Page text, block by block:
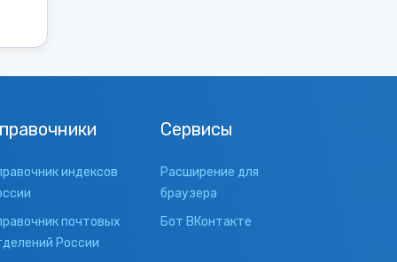
индексов
почтовых
России
Сервисы
Расширение для
браузера
Бот ВКонтакте